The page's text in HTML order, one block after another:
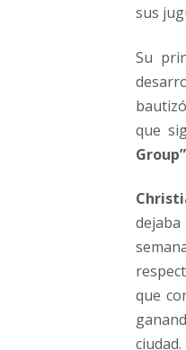
sus
Su
que
Group”
que